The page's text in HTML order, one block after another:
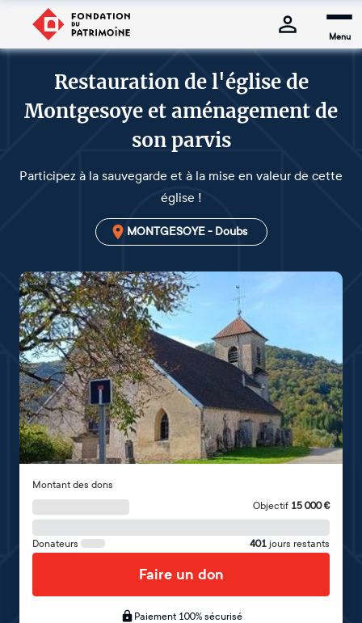
Menu
Restauration de l'église de
Montgesoye et aménagement de
son parvis
Participez à la sauvegarde et à la mise en valeur de cette
église !
MONTGESOYE - Doubs
Montant des dons
Objectif 15 000€
Donateurs 401 jours restants
Faire un don
Paiement 100% sécurisé